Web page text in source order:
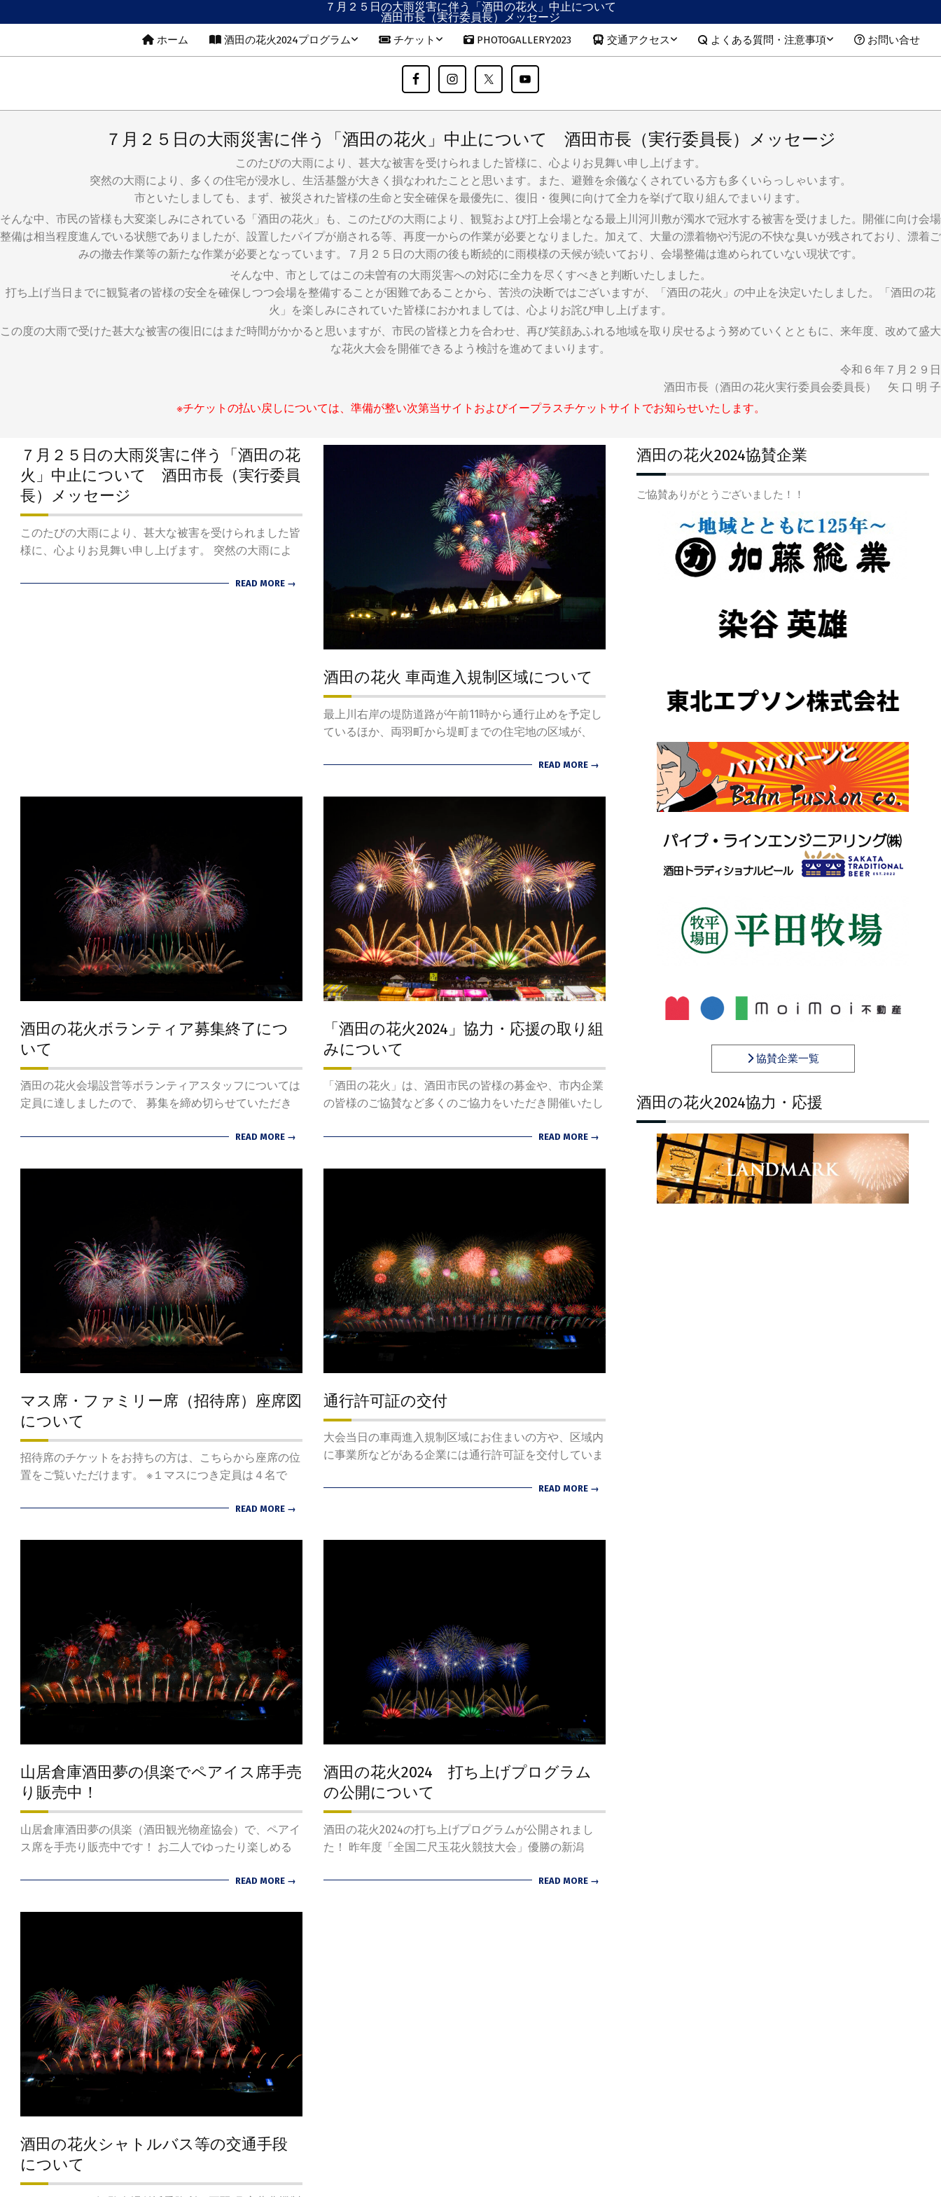
to
７月２５日の大雨災害に伴う「酒田の花火」中止について
酒田市長（実行委員長）メッセージ
ホーム 酒田の花火2024プログラム チケット PHOTOGALLERY2023 交通アクセス よくある質問・注意事項 お問い合せ
７月２５日の大雨災害に伴う「酒田の花火」中止について 酒田市長（実行委員長）メッセージ
このたびの大雨により、甚大な被害を受けられました皆様に、心よりお見舞い申し上げます。
突然の大雨により、多くの住宅が浸水し、生活基盤が大きく損なわれたことと思います。また、避難を余儀なくされている方も多くいらっしゃいます。
市といたしましても、まず、被災された皆様の生命と安全確保を最優先に、復旧・復興に向けて全力を挙げて取り組んでまいります。
そんな中、市民の皆様も大変楽しみにされている「酒田の花火」も、このたびの大雨により、観覧および打上会場となる最上川河川敷が濁水で冠水する被害を受けました。開催に向け会場
整備は相当程度進んでいる状態でありましたが、設置したパイプが崩される等、再度一からの作業が必要となりました。加えて、大量の漂着物や汚泥の不快な臭いが残されており、漂着ご
みの撤去作業等の新たな作業が必要となっています。７月２５日の大雨の後も断続的に雨模様の天候が続いており、会場整備は進められていない現状です。
そんな中、市としてはこの未曽有の大雨災害への対応に全力を尽くすべきと判断いたしました。
打ち上げ当日までに観覧者の皆様の安全を確保しつつ会場を整備することが困難であることから、苦渋の決断ではございますが、「酒田の花火」の中止を決定いたしました。「酒田の花
火」を楽しみにされていた皆様におかれましては、心よりお詫び申し上げます。
この度の大雨で受けた甚大な被害の復旧にはまだ時間がかかると思いますが、市民の皆様と力を合わせ、再び笑顔あふれる地域を取り戻せるよう努めていくとともに、来年度、改めて盛大
な花火大会を開催できるよう検討を進めてまいります。
令和６年７月２９日
酒田市長（酒田の花火実行委員会委員長） 矢 口 明 子
※チケットの払い戻しについては、準備が整い次第当サイトおよびイープラスチケットサイトでお知らせいたします。
７月２５日の大雨災害に伴う「酒田の花
火」中止について 酒田市長（実行委員
長）メッセージ
07-
29
このたびの大雨により、甚大な被害を受けられました皆
様に、心よりお見舞い申し上げます。 突然の大雨によ
READ MORE →
酒田の花火 車両進入規制区域について
07-
22
最上川右岸の堤防道路が午前11時から通行止めを予定し
ているほか、両羽町から堤町までの住宅地の区域が、
READ MORE →
酒田の花火ボランティア募集終了につ
いて
2024-
07-
19
酒田の花火会場設営等ボランティアスタッフについては
定員に達しましたので、 募集を締め切らせていただき
READ MORE →
「酒田の花火2024」協力・応援の取り組
みについて
2024-
07-
「酒田の花火」は、酒田市民の皆様の募金や、市内企業
の皆様のご協賛など多くのご協力をいただき開催いたし
READ MORE →
マス席・ファミリー席（招待席）座席図
について
2024-
07-
16
招待席のチケットをお持ちの方は、こちらから座席の位
置をご覧いただけます。 ※１マスにつき定員は４名で
READ MORE →
通行許可証の交付
2024-
07-
22
大会当日の車両進入規制区域にお住まいの方や、区域内
に事業所などがある企業には通行許可証を交付していま
READ MORE →
山居倉庫酒田夢の倶楽でペアイス席手売
り販売中！
07-
山居倉庫酒田夢の倶楽（酒田観光物産協会）で、ペアイ
ス席を手売り販売中です！ お二人でゆったり楽しめる
READ MORE →
酒田の花火2024 打ち上げプログラム
の公開について
07-
19
酒田の花火2024の打ち上げプログラムが公開されまし
た！ 昨年度「全国二尺玉花火競技大会」優勝の新潟
READ MORE →
酒田の花火シャトルバス等の交通手段
について
酒田の花火2024協賛企業
ご協賛ありがとうございました！！
協賛企業一覧
酒田の花火2024協力・応援